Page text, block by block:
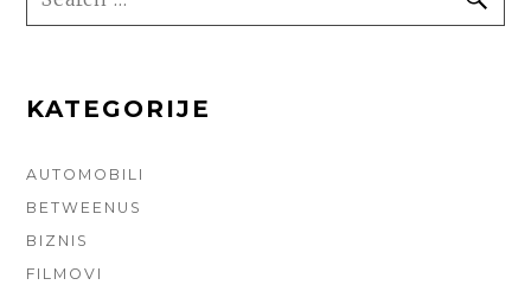
FOR:
KATEGORIJE
AUTOMOBILI
BETWEENUS
BIZNIS
FILMOVI